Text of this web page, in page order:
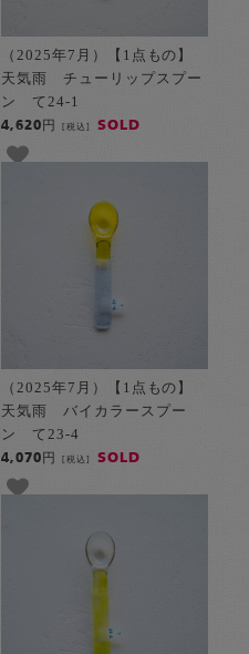
（2025年7月）【1点もの】
天気雨 チューリップスプー
ン て24-1
4,620円 [税込] SOLD
（2025年7月）【1点もの】
天気雨 バイカラースプー
ン て23-4
4,070円 [税込] SOLD